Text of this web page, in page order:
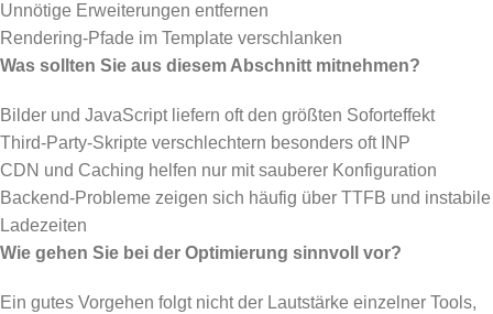
Unnötige Erweiterungen entfernen
Rendering-Pfade im Template verschlanken
Was sollten Sie aus diesem Abschnitt mitnehmen?
Bilder und JavaScript liefern oft den größten Soforteffekt
Third-Party-Skripte verschlechtern besonders oft INP
CDN und Caching helfen nur mit sauberer Konfiguration
Backend-Probleme zeigen sich häufig über TTFB und instabile
Ladezeiten
Wie gehen Sie bei der Optimierung sinnvoll vor?
Ein gutes Vorgehen folgt nicht der Lautstärke einzelner Tools,